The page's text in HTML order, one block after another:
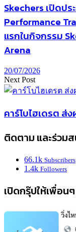
Skechers เปิดป
Performance
แรกในกิจกรรม
Arena
20/07/2026
Next Post
คาร์โบไฮเดรต ส่
ติดตาม และร่วมส
66.1k Subscribers
1.4k Followers
เปิดกรุ๊ปให้เพื่อน